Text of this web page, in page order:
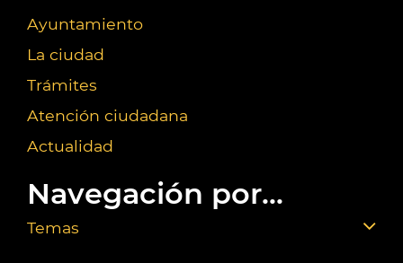
Ayuntamiento
La ciudad
Trámites
Atención ciudadana
Actualidad
Navegación por...
Temas